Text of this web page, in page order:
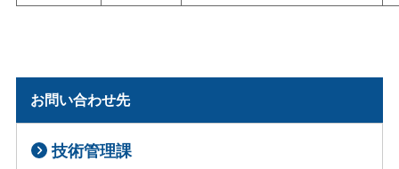
お問い合わせ先
技術管理課